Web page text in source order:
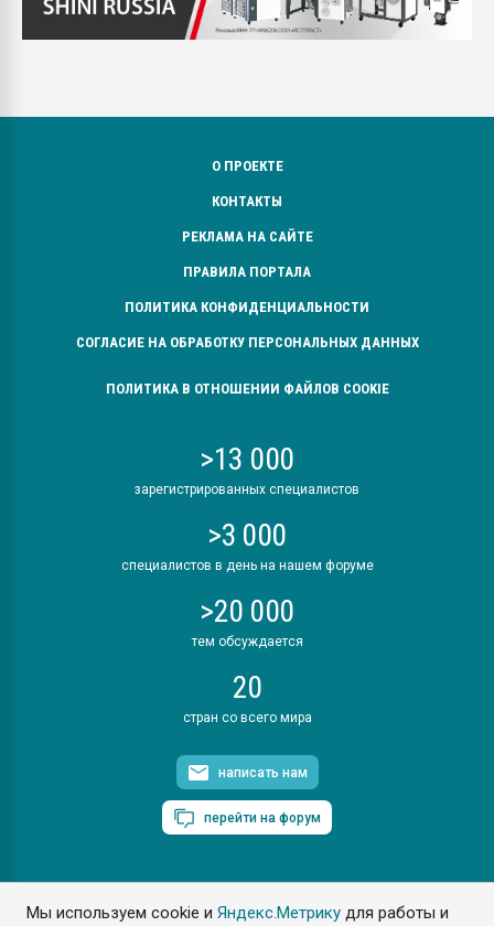
Мы используем cookie иЯндекс.Метрику для работы и
О ПРОЕКТЕ
КОНТАКТЫ
РЕКЛАМА НА САЙТЕ
ПРАВИЛА ПОРТАЛА
ПОЛИТИКА КОНФИДЕНЦИАЛЬНОСТИ
СОГЛАСИЕ НА ОБРАБОТКУ ПЕРСОНАЛЬНЫХ ДАННЫХ
ПОЛИТИКА В ОТНОШЕНИИ ФАЙЛОВ COOKIE
>13 000
зарегистрированных специалистов
>3 000
специалистов в день на нашем форуме
>20 000
тем обсуждается
20
стран со всего мира
написать нам
перейти на форум
ПластЭксперт © 2006. Все права защищены